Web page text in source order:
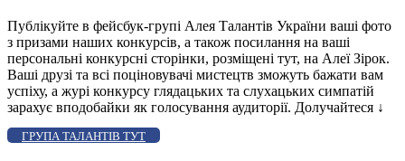
Публікуйте в фейсбук-групі Алея Талантів України ваші фото
з призами наших конкурсів, а також посилання на ваші
персональні конкурсні сторінки, розміщені тут, на Алеї Зірок.
Ваші друзі та всі поціновувачі мистецтв зможуть бажати вам
успіху, а журі конкурсу глядацьких та слухацьких симпатій
зарахує вподобайки як голосування аудиторії. Долучайтеся ↓
ГРУПА ТАЛАНТІВ ТУТ